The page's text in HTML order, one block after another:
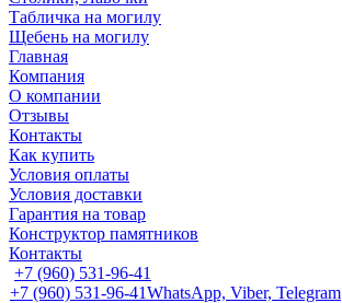
Табличка на могилу
Щебень на могилу
Главная
Компания
О компании
Отзывы
Контакты
Как купить
Условия оплаты
Условия доставки
Гарантия на товар
Конструктор памятников
Контакты
+7 (960) 531-96-41
+7 (960) 531-96-41WhatsApp, Viber, Telegram